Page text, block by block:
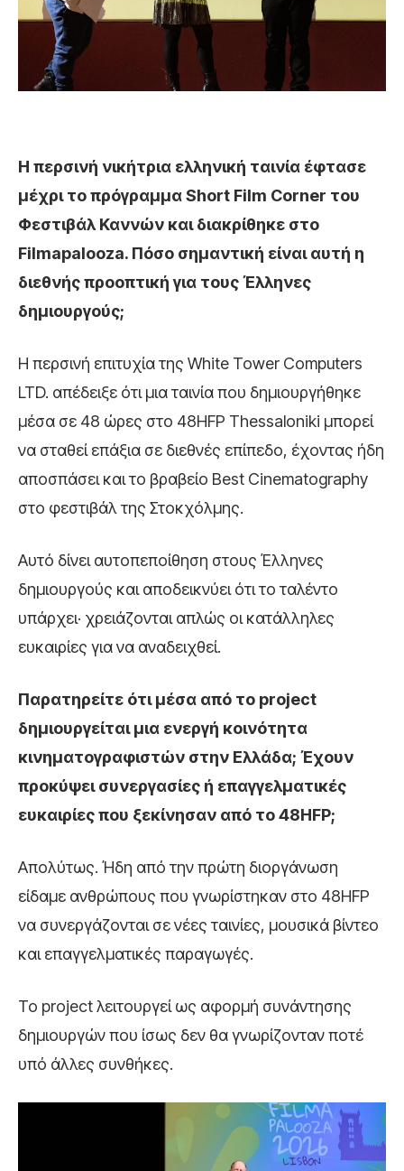
Η περσινή νικήτρια ελληνική ταινία έφτασε
μέχρι το πρόγραμμα Short Film Corner του
Φεστιβάλ Καννών και διακρίθηκε στο
Filmapalooza. Πόσο σημαντική είναι αυτή η
διεθνής προοπτική για τους Έλληνες
δημιουργούς;
Η περσινή επιτυχία της White Tower Computers
LTD. απέδειξε ότι μια ταινία που δημιουργήθηκε
μέσα σε 48 ώρες στο 48HFP Thessaloniki μπορεί
να σταθεί επάξια σε διεθνές επίπεδο, έχοντας ήδη
αποσπάσει και το βραβείο Best Cinematography
στο φεστιβάλ της Στοκχόλμης.
Αυτό δίνει αυτοπεποίθηση στους Έλληνες
δημιουργούς και αποδεικνύει ότι το ταλέντο
υπάρχει· χρειάζονται απλώς οι κατάλληλες
ευκαιρίες για να αναδειχθεί.
Παρατηρείτε ότι μέσα από το project
δημιουργείται μια ενεργή κοινότητα
κινηματογραφιστών στην Ελλάδα; Έχουν
προκύψει συνεργασίες ή επαγγελματικές
ευκαιρίες που ξεκίνησαν από το 48HFP;
Απολύτως. Ήδη από την πρώτη διοργάνωση
είδαμε ανθρώπους που γνωρίστηκαν στο 48HFP
να συνεργάζονται σε νέες ταινίες, μουσικά βίντεο
και επαγγελματικές παραγωγές.
Το project λειτουργεί ως αφορμή συνάντησης
δημιουργών που ίσως δεν θα γνωρίζονταν ποτέ
υπό άλλες συνθήκες.